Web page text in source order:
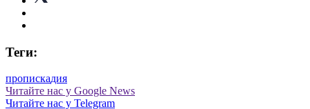
Теги:
пропискадия
Читайте нас у Google News
Читайте нас у Telegram